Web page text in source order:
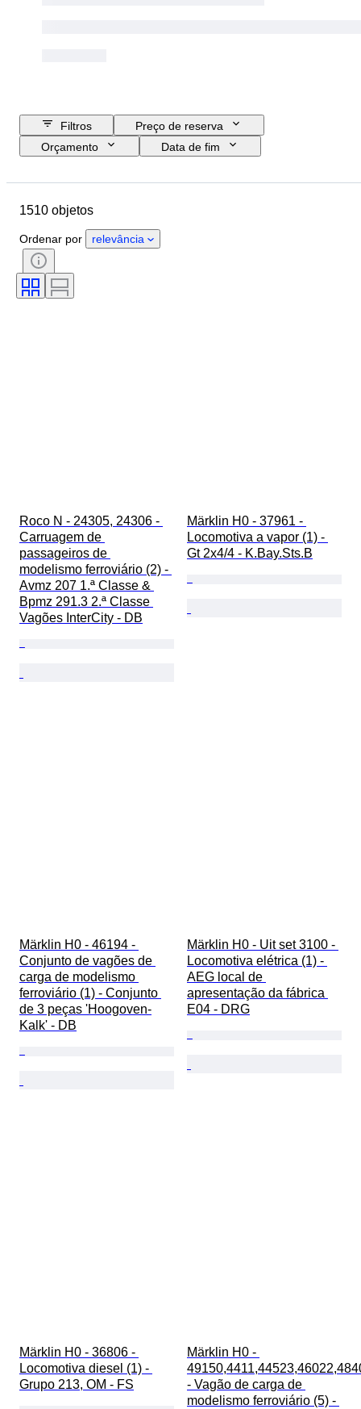
Filtros
Preço de reserva
Orçamento
Data de fim
Estado
Estilo
Escala
Controlo
Fonte de alimentação
Empresa ferroviária
1510 objetos
Ordenar por relevância
Roco N - 24305, 24306 -
Carruagem de
passageiros de
modelismo ferroviário (2) -
Avmz 207 1.ª Classe &
Bpmz 291.3 2.ª Classe
Vagões InterCity - DB
Märklin H0 - 37961 -
Locomotiva a vapor (1) -
Gt 2x4/4 - K.Bay.Sts.B
Märklin H0 - 46194 -
Conjunto de vagões de
carga de modelismo
ferroviário (1) - Conjunto
de 3 peças 'Hoogoven-
Kalk' - DB
Märklin H0 - Uit set 3100 -
Locomotiva elétrica (1) -
AEG local de
apresentação da fábrica
E04 - DRG
Märklin H0 - 36806 -
Locomotiva diesel (1) -
Grupo 213, OM - FS
Märklin H0 -
- Vagão de carga de
modelismo ferroviário (5) -